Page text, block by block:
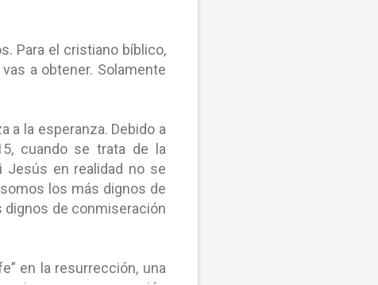
Para el cristiano bíblico,
a obtener. Solamente
a la esperanza. Debido a
cuando se trata de la
Jesús en realidad no se
los más dignos de
de conmiseración
en la resurrección, una